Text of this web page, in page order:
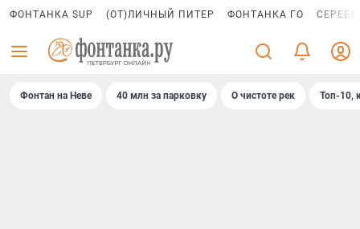
ФОНТАНКА SUP (ОТ)ЛИЧНЫЙ ПИТЕР ФОНТАНКА ГО
Фонтан на Неве 40 млн за парковку О чистоте рек Топ-10,